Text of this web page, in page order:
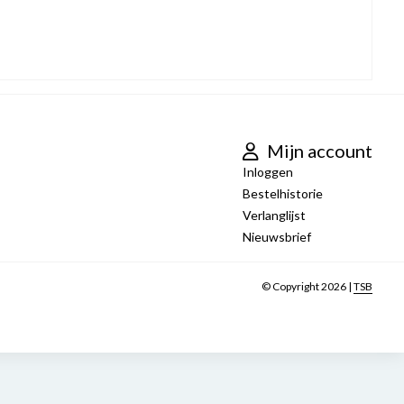
Mijn account
Inloggen
Bestelhistorie
Verlanglijst
Nieuwsbrief
© Copyright 2026 | TSB